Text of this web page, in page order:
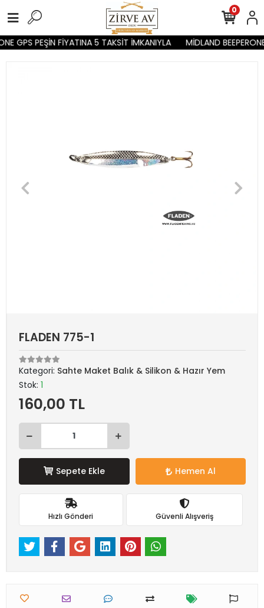
GPS PEŞİN FİYATINA 5 TAKSİT İMKANIYLA MİDLAND
0
FLADEN 775-1
Kategori: Sahte Maket Balık & Silikon & Hazır Yem
Stok: 1
160,00 TL
Sepete Ekle Hemen Al
Hızlı Gönderi Güvenli Alışveriş